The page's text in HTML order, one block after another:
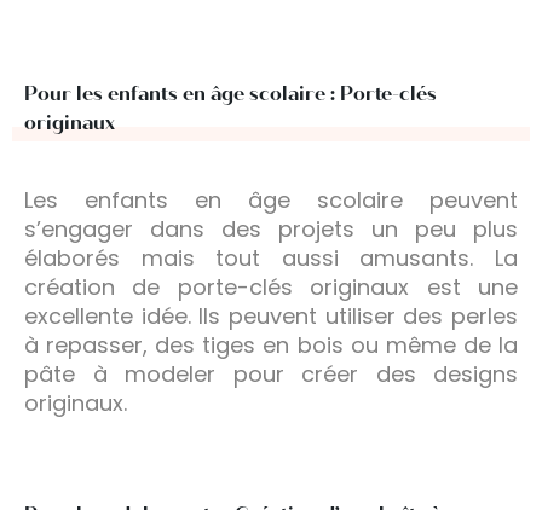
Pour les enfants en âge scolaire : Porte-clés
originaux
Les enfants en âge scolaire peuvent
s’engager dans des projets un peu plus
élaborés mais tout aussi amusants. La
création de porte-clés originaux est une
excellente idée. Ils peuvent utiliser des perles
à repasser, des tiges en bois ou même de la
pâte à modeler pour créer des designs
originaux.